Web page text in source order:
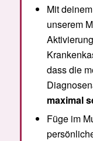
Mit
unserem
dass die
maximal
Füge im